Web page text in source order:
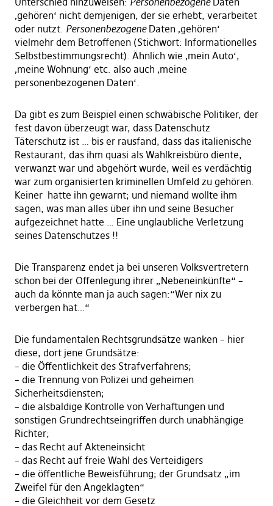
‚gehören‘ nicht demjenigen, der sie erhebt, verarbeitet
oder nutzt. PersonenbezogeneDaten ‚gehören‘
vielmehr dem Betroffenen (Stichwort: Informationelles
Selbstbestimmungsrecht). Ähnlich wie ‚mein Auto‘,
‚meine Wohnung‘ etc. also auch ‚meine
personenbezogenen Daten‘.
Da gibt es zum Beispiel einen schwäbische Politiker, der
fest davon überzeugt war, dass Datenschutz
Täterschutz ist … bis er rausfand, dass das italienische
Restaurant, das ihm quasi als Wahlkreisbüro diente,
verwanzt war und abgehört wurde, weil es verdächtig
war zum organisierten kriminellen Umfeld zu gehören.
Keiner hatte ihn gewarnt; und niemand wollte ihm
sagen, was man alles über ihn und seine Besucher
aufgezeichnet hatte … Eine unglaubliche Verletzung
seines Datenschutzes !!
Die Transparenz endet ja bei unseren Volksvertretern
schon bei der Offenlegung ihrer „Nebeneinkünfte“ –
auch da könnte man ja auch sagen:“Wer nix zu
verbergen hat…“
Die fundamentalen Rechtsgrundsätze wanken – hier
diese, dort jene Grundsätze:
– die Öffentlichkeit des Strafverfahrens;
– die Trennung von Polizei und geheimen
Sicherheitsdiensten;
– die alsbaldige Kontrolle von Verhaftungen und
sonstigen Grundrechtseingriffen durch unabhängige
Richter;
– das Recht auf Akteneinsicht
– das Recht auf freie Wahl des Verteidigers
– die öffentliche Beweisführung; der Grundsatz „im
Zweifel für den Angeklagten“
– die Gleichheit vor dem Gesetz